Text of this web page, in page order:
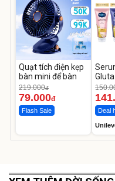
Quạt tích điện kẹp
bàn mini để bàn
219.000đ
79.000đ
Flash Sale
Da
Ngày
Deal